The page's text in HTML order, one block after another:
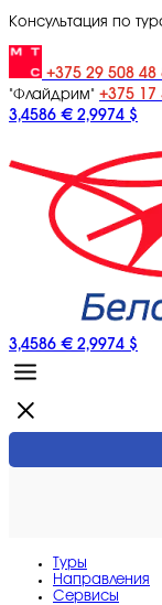
Консультация по
+375 29 508 48
"Флайдрим" +375 17
3,4586 € 2,9974 $
3,4586 € 2,9974 $
Туры
Направления
Сервисы